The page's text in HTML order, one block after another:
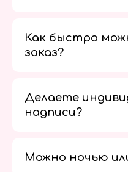
Как быстро
заказ?
Делаете
надписи?
Можно ночью